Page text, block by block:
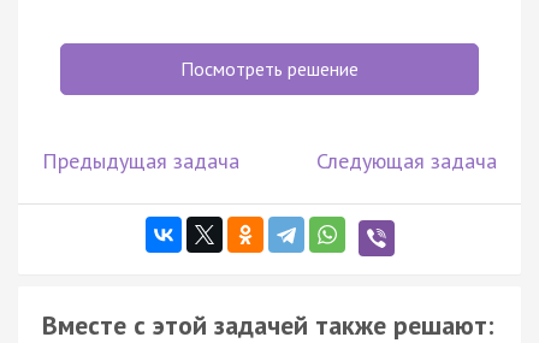
Посмотреть решение
Предыдущая задача Следующая задача
Вместе с этой задачей также решают: